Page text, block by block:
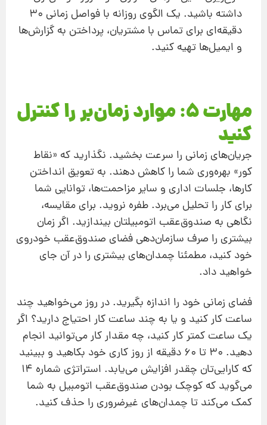
داشته باشید. یک الگوی روزانه با فواصل زمانی 30
دقیقه‌ای برای تماس با مشتریان، پرداختن به گزارش‌ها
و ایمیل‌ها تهیه کنید.
مهارت 5: موارد زمان‌بر را کنترل
کنید
جریان‌های زمانی را سرعت بخشید. نگذارید که «نقاط
کور» بهره‌وری شما را کاهش دهند. به تعویق انداختن
کارها، جلسات اداری و سایر مزاحمت‌ها، توانایی شما
برای کار را تحلیل می‌برد. طفره نروید. برای مقایسه،
نگاهی به صندوق‌عقب اتومبیلتان بیندازید. اگر زمان
بیشتری را صرف سازمان‌دهی فضای صندوق‌عقب خودروی
خود کنید، مطمئنا چمدان‌های بیشتری را در آن جای
خواهید داد.
فضای زمانی خود را اندازه بگیرید. در روز می‌خواهید چند
ساعت کار کنید و یا به چند ساعت کار احتیاج دارید؟ اگر
یک ساعت کمتر کار کنید، چه مقدار کار می‌توانید انجام
دهید. 30 تا 60 دقیقه از روز کاری خود بکاهید و ببینید
که کارایی‌تان چقدر افزایش می‌یابد. استراتژی شماره 14
می‌گوید که کوچک بودن صندوق‌عقب اتومبیل به شما
کمک می‌کند تا چمدان‌های غیرضروری را حذف کنید.